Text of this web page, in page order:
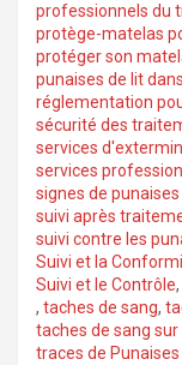
professionnels du
protège-matelas
protéger son
punaises de lit
réglementation
sécurité des
services
services
signes de
suivi après
suivi contre les
Suivi et la
Suivi et le Contrôle,
, taches de sang,
taches de sang
traces de